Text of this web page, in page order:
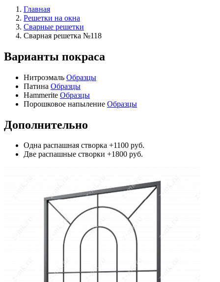
Главная
Решетки на окна
Сварные решетки
Сварная решетка №118
Варианты покраса
Нитроэмаль Образцы
Патина Образцы
Hammerite Образцы
Порошковое напыление Образцы
Дополнительно
Одна распашная створка +1100 руб.
Две распашные створки +1800 руб.